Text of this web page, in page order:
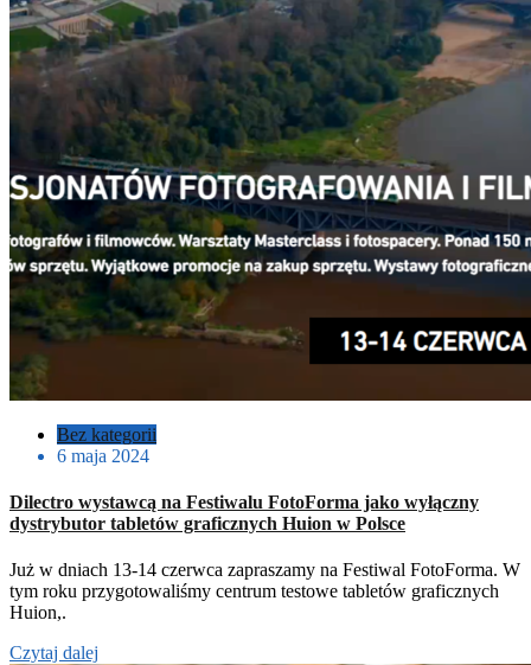
Bez kategorii
6 maja 2024
Dilectro wystawcą na Festiwalu FotoForma jako wyłączny
dystrybutor tabletów graficznych Huion w Polsce
Już w dniach 13-14 czerwca zapraszamy na Festiwal FotoForma. W
tym roku przygotowaliśmy centrum testowe tabletów graficznych
Huion,.
Czytaj dalej